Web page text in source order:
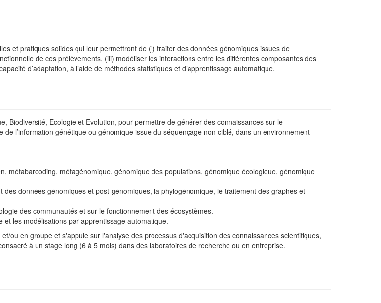
et pratiques solides qui leur permettront de (i) traiter des données génomiques issues de
de ces prélèvements, (iii) modéliser les interactions entre les différentes composantes des
d’adaptation, à l’aide de méthodes statistiques et d’apprentissage automatique.
Biodiversité, Ecologie et Evolution, pour permettre de générer des connaissances sur le
l’information génétique ou génomique issue du séquençage non ciblé, dans un environnement
métabarcoding, métagénomique, génomique des populations, génomique écologique, génomique
des données génomiques et post-génomiques, la phylogénomique, le traitement des graphes et
des communautés et sur le fonctionnement des écosystèmes.
les modélisations par apprentissage automatique.
ou en groupe et s'appuie sur l'analyse des processus d'acquisition des connaissances scientifiques,
à un stage long (6 à 5 mois) dans des laboratoires de recherche ou en entreprise.